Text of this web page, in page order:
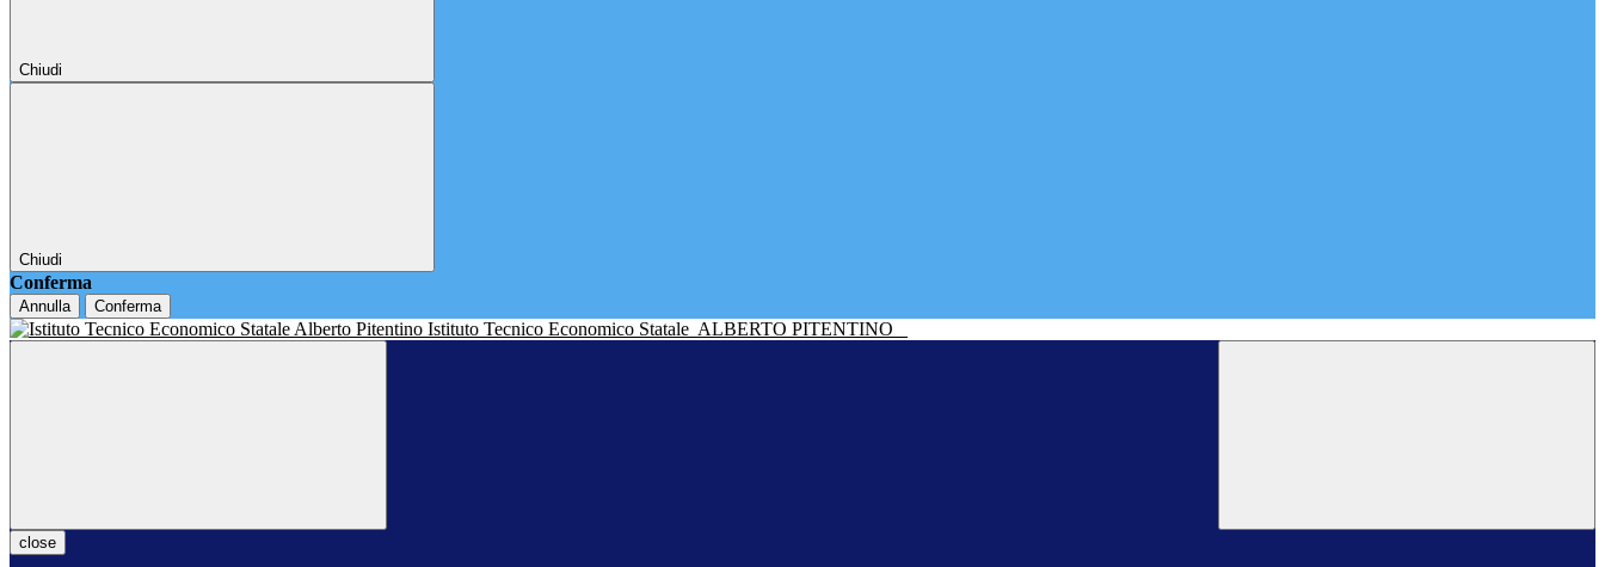
Chiudi
Chiudi
Conferma
Annulla Conferma
Istituto Tecnico Economico Statale ALBERTO PITENTINO
close